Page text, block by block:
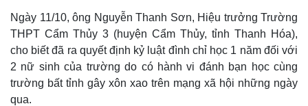
Ngày 11/10, ông Nguyễn Thanh Sơn, Hiệu trưởng Trường
THPT Cẩm Thủy 3 (huyện Cẩm Thủy, tỉnh Thanh Hóa),
cho biết đã ra quyết định kỷ luật đình chỉ học 1 năm đối với
2 nữ sinh của trường do có hành vi đánh bạn học cùng
trường bất tỉnh gây xôn xao trên mạng xã hội những ngày
qua.